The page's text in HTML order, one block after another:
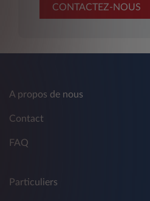
CONTACTEZ-NOUS
A propos de nous
Contact
FAQ
Particuliers